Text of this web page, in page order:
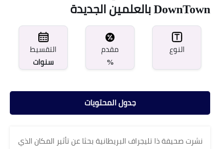
DownTown بالعلمين الجديدة
النوع
مقدم
%
التقسيط
سنوات
جدول المحتويات
نشرت صحيفة ذا تليجراف البريطانية بحثا عن تأثير المكان الذي